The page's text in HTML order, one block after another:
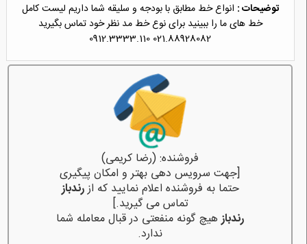
توضیحات : انواع خط مطابق با بودجه و سلیقه شما داریم لیست کامل
خط های ما را ببینید برای نوع خط مد نظر خود تماس بگیرید
021.88928082 0912.3333.110
فروشنده: (رضا کریمی)
[جهت سرویس دهی بهتر و امکان پیگیری
حتما به فروشنده اعلام نمایید که ازرندباز
تماس می گیرید.]
رندبازهیچ گونه منفعتی در قبال معامله شما
ندارد.